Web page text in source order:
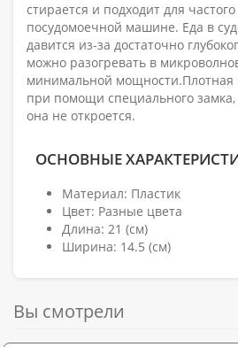
стирается и подходит для
посудомоечной машине. Еда в
давится из-за достаточно
можно разогревать в
минимальной мощности.Плотная
при помощи специального замка,
она не откроется.
ОСНОВНЫЕ
Материал: Пластик
Цвет: Разные цвета
Длина: 21 (см)
Ширина: 14.5 (см)
Вы смотрели